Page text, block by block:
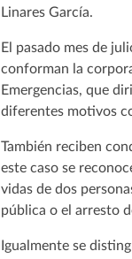
Linares García.
El pasado mes de
conforman la
Emergencias, que
diferentes motivos
También reciben
este caso se
vidas de dos
pública o el arresto
Igualmente se